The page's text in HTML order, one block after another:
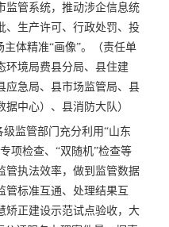
监管系统，推动涉企信息统
、生产许可、行政处罚、投
体精准“画像”。（责任单
环境局费县分局、县住建
应急局、县市场监管局、县
中心）、县消防大队）
监管部门充分利用“山东
项检查、“双随机”检查等
管执法效率，做到监管数据
管标准互通、处理结果互
矫正建设示范试点验收，大